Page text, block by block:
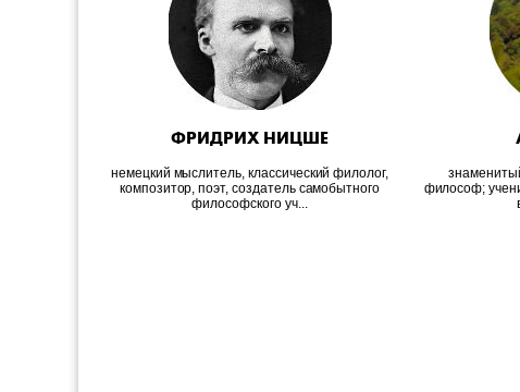
ФРИДРИХ НИЦШЕ
немецкий мыслитель, классический филолог,
композитор, поэт, создатель самобытного
философского уч...
философ;